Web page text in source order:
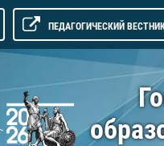
ПЕДАГОГИЧЕСКИЙ